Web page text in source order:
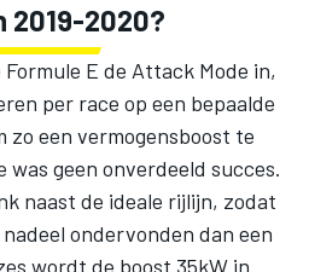
2019-2020?
E de Attack Mode in,
per race op een bepaalde
een vermogensboost te
was geen onverdeeld succes.
naast de ideale rijlijn, zodat
ondervonden dan een
wordt de boost 35kW in